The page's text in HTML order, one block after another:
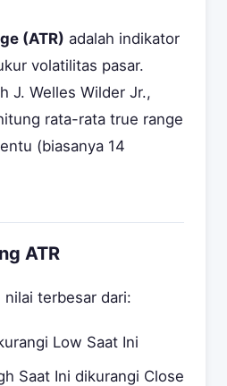
(ATR) adalah indikator
volatilitas pasar.
J. Welles Wilder Jr.,
rata-rata true range
(biasanya 14
ATR
nilai terbesar dari:
Low Saat Ini
Saat Ini dikurangi Close